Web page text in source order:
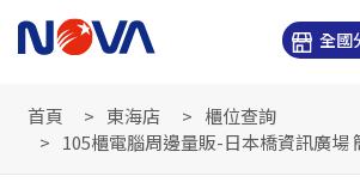
全國
首頁 東海店
櫃位查詢
105櫃電腦周邊量販-日本橋資訊廣場